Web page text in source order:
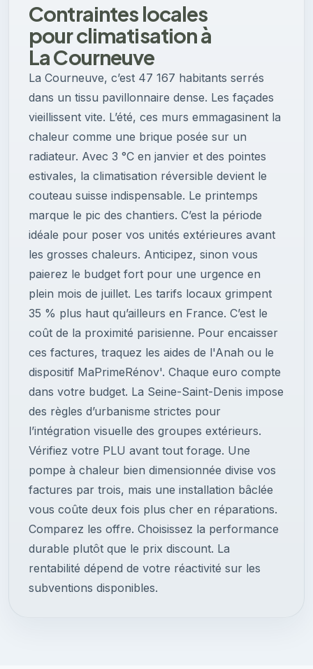
Contraintes locales
pour climatisation à
La Courneuve
La Courneuve, c’est 47 167 habitants serrés
dans un tissu pavillonnaire dense. Les façades
vieillissent vite. L’été, ces murs emmagasinent la
chaleur comme une brique posée sur un
radiateur. Avec 3 °C en janvier et des pointes
estivales, la climatisation réversible devient le
couteau suisse indispensable. Le printemps
marque le pic des chantiers. C’est la période
idéale pour poser vos unités extérieures avant
les grosses chaleurs. Anticipez, sinon vous
paierez le budget fort pour une urgence en
plein mois de juillet. Les tarifs locaux grimpent
35 % plus haut qu’ailleurs en France. C’est le
coût de la proximité parisienne. Pour encaisser
ces factures, traquez les aides de l'Anah ou le
dispositif MaPrimeRénov'. Chaque euro compte
dans votre budget. La Seine-Saint-Denis impose
des règles d’urbanisme strictes pour
l’intégration visuelle des groupes extérieurs.
Vérifiez votre PLU avant tout forage. Une
pompe à chaleur bien dimensionnée divise vos
factures par trois, mais une installation bâclée
vous coûte deux fois plus cher en réparations.
Comparez les offre. Choisissez la performance
durable plutôt que le prix discount. La
rentabilité dépend de votre réactivité sur les
subventions disponibles.